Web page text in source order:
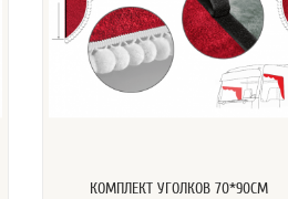
КОМПЛЕКТ УГОЛКОВ 70*90СМ